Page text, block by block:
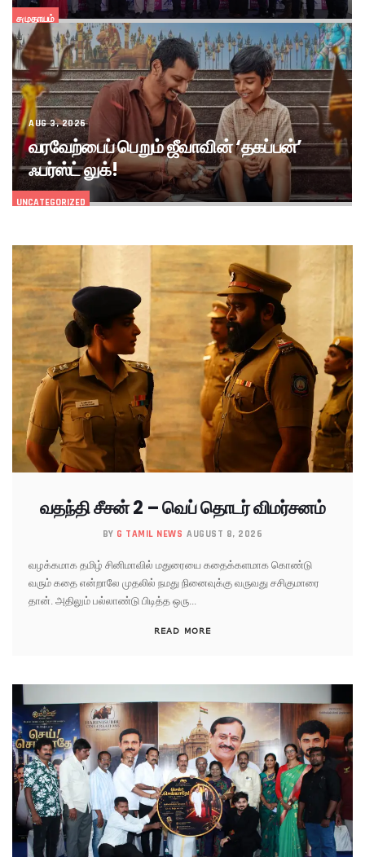
சமுதாயம்
UNCATEGORIZED
AUG 3, 2026
வரவேற்பைப் பெறும் ஜீவாவின் ‘தகப்பன்’
ஃபர்ஸ்ட் லுக்!
வதந்தி சீசன் 2 – வெப் தொடர் விமர்சனம்
BY G TAMIL NEWS AUGUST 8, 2026
வழக்கமாக தமிழ் சினிமாவில் மதுரையை கதைக்களமாக கொண்டு
வரும் கதை என்றாலே முதலில் நமது நினைவுக்கு வருவது சசிகுமாரை
தான். அதிலும் பல்லாண்டு பிடித்த ஒரு...
READ MORE